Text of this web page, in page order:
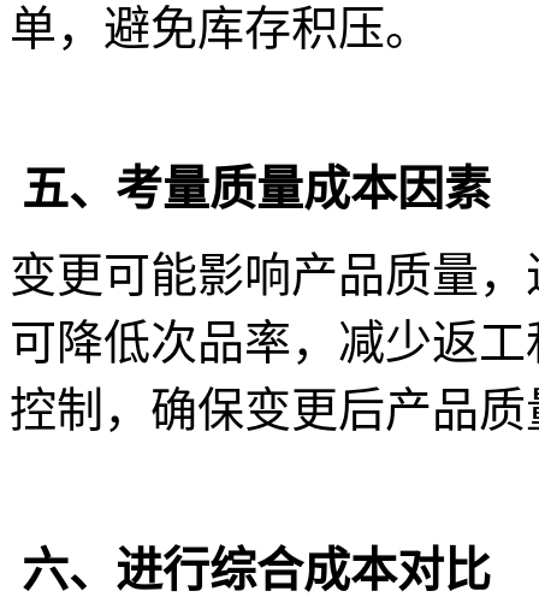
单，避免库存积压。
五、考量质量成本因素
变更可能影响产品质量
可降低次品率，减少返
控制，确保变更后产品
六、进行综合成本对比